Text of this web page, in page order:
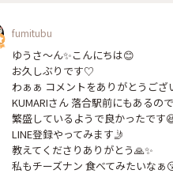
fumitubu
ゆうさ〜ん✨️こんにちは😊
お久しぶりです♡
わぁぁ コメントをありがとうご
KUMARIさん 落合駅前にもあるの
繁盛しているようで良かったです
LINE登録やってみます🤳
教えてくださりありがとう🙏✨
私もチーズナン 食べてみたいなぁ